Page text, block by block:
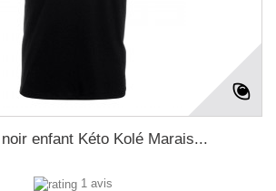
enfant Kéto Kolé Marais...
1 avis